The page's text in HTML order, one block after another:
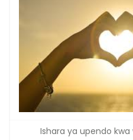
Ishara ya upendo